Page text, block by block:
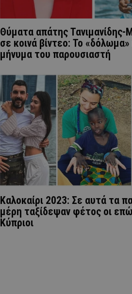
Θύματα απάτης Τανιμανίδης-
σε κοινά βίντεο: Το «δόλωμα»
μήνυμα του παρουσιαστή
Καλοκαίρι 2023: Σε αυτά τα
μέρη ταξίδεψαν φέτος οι
Κύπριοι